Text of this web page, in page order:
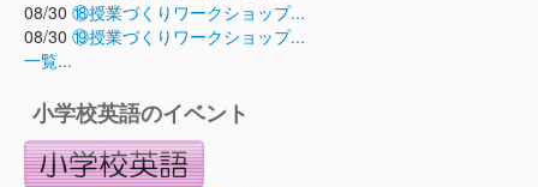
08/30 ⑱授業づくりワークショップ...
08/30 ⑲授業づくりワークショップ...
一覧...
小学校英語のイベント